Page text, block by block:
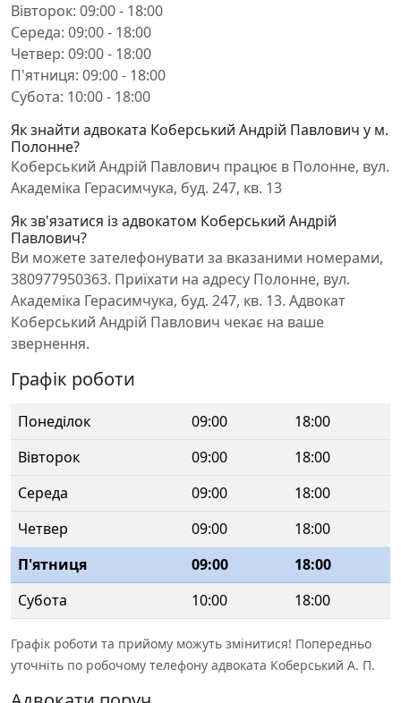
Вівторок: 09:00 - 18:00
Середа: 09:00 - 18:00
Четвер: 09:00 - 18:00
П'ятниця: 09:00 - 18:00
Субота: 10:00 - 18:00
Як знайти адвоката Коберський Андрій Павлович у м.
Полонне?
Коберський Андрій Павлович працює в Полонне, вул.
Академіка Герасимчука, буд. 247, кв. 13
Як зв'язатися із адвокатом Коберський Андрій
Павлович?
Ви можете зателефонувати за вказаними номерами,
380977950363. Приїхати на адресу Полонне, вул.
Академіка Герасимчука, буд. 247, кв. 13. Адвокат
Коберський Андрій Павлович чекає на ваше
звернення.
Графік роботи
Понеділок 09:00
18:00
Вівторок
09:00
18:00
Середа
09:00
18:00
Четвер
09:00
18:00
П'ятниця
09:00
18:00
Субота
10:00 18:00
Графік роботи та прийому можуть змінитися! Попередньо
уточніть по робочому телефону адвоката Коберський А. П.